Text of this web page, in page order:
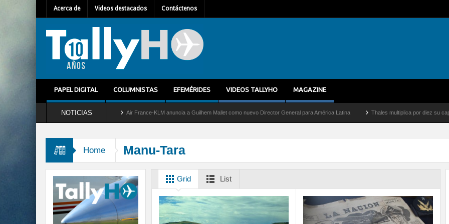
Acerca de Videos destacados Contáctenos
PAPEL DIGITAL COLUMNISTAS EFEMÉRIDES VIDEOS TALLYHO MAGAZINE
NOTICIAS
del servicio al C-2 Greyhound Air France-KLM anuncia a Guilhem Mallet como nuevo Director General para América Latina Thales multiplica por diez su capacidad
Home Manu-Tara
Grid List